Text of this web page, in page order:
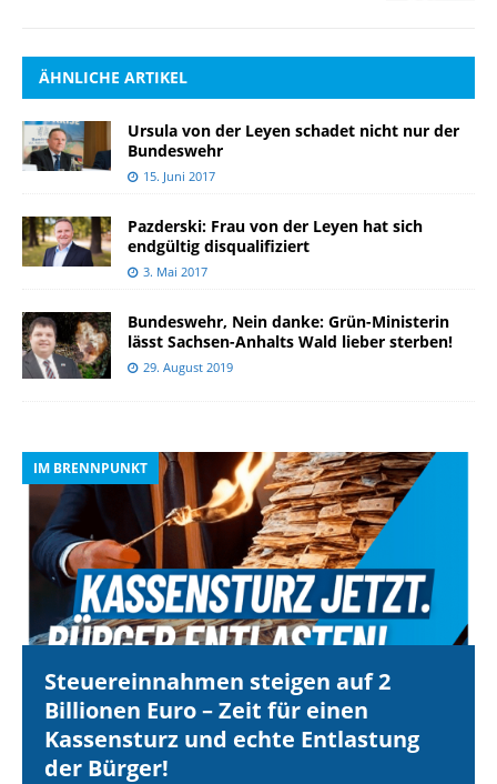
ÄHNLICHE ARTIKEL
Ursula von der Leyen schadet nicht nur der
Bundeswehr
15. Juni 2017
Pazderski: Frau von der Leyen hat sich
endgültig disqualifiziert
3. Mai 2017
Bundeswehr, Nein danke: Grün-Ministerin
lässt Sachsen-Anhalts Wald lieber sterben!
29. August 2019
IM BRENNPUNKT
Steuereinnahmen steigen auf 2
Billionen Euro – Zeit für einen
Kassensturz und echte Entlastung
der Bürger!